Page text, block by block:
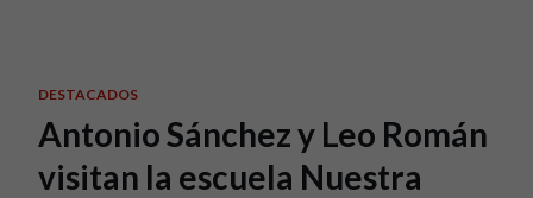
DESTACADOS
Antonio Sánchez y Leo Román
visitan la escuela Nuestra